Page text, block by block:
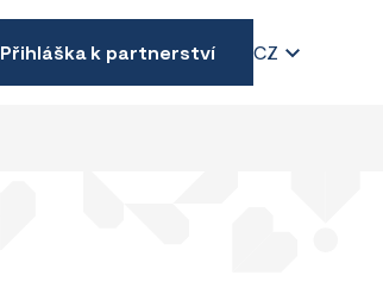
Přihláška k partnerství CZ